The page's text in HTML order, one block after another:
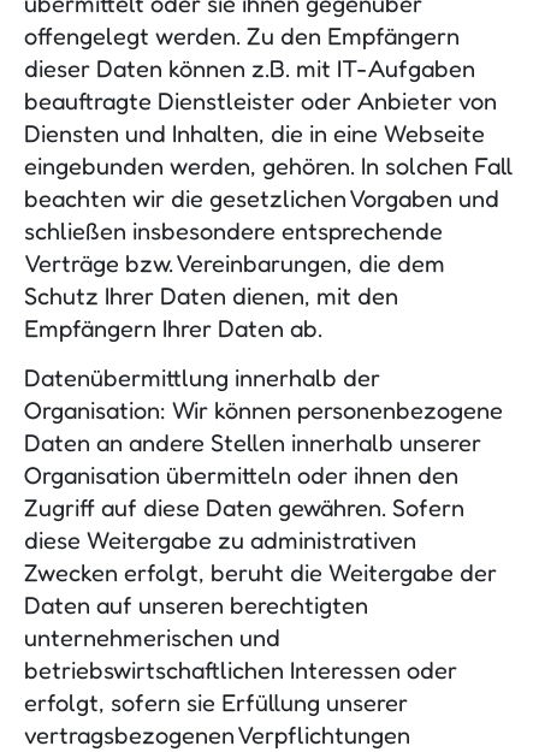
offengelegt werden. Zu den Empfängern
dieser Daten können z.B. mit IT-Aufgaben
beauftragte Dienstleister oder Anbieter von
Diensten und Inhalten, die in eine Webseite
eingebunden werden, gehören. In solchen Fall
beachten wir die gesetzlichen Vorgaben und
schließen insbesondere entsprechende
Verträge bzw. Vereinbarungen, die dem
Schutz Ihrer Daten dienen, mit den
Empfängern Ihrer Daten ab.
Datenübermittlung innerhalb der
Organisation: Wir können personenbezogene
Daten an andere Stellen innerhalb unserer
Organisation übermitteln oder ihnen den
Zugriff auf diese Daten gewähren. Sofern
diese Weitergabe zu administrativen
Zwecken erfolgt, beruht die Weitergabe der
Daten auf unseren berechtigten
unternehmerischen und
betriebswirtschaftlichen Interessen oder
erfolgt, sofern sie Erfüllung unserer
vertragsbezogenen Verpflichtungen